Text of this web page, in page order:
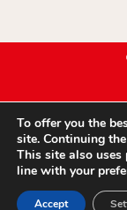
To offer you the
site. Continuing
This site also
line with your
Accept